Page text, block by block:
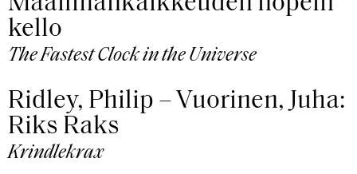
kello
The Fastest Clock in the Universe
Ridley, Philip – Vuorinen, Juha:
Riks Raks
Krindlekrax